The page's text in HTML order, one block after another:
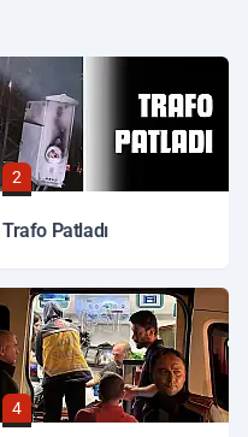
2
Trafo Patladı
4